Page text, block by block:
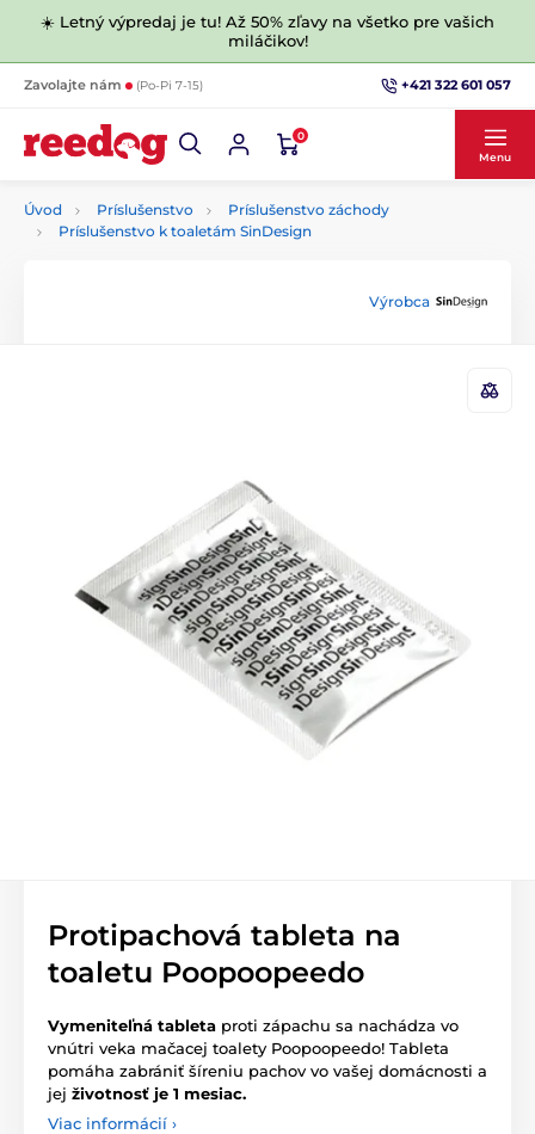
☀️ Letný výpredaj je tu! Až 50% zľavy na všetko pre vašich
miláčikov!
Zavolajte nám (Po-Pi 7-15) +421 322 601 057
0
Menu
Úvod Príslušenstvo
Príslušenstvo záchody
Príslušenstvo k toaletám SinDesign
Výrobca
Protipachová tableta na
toaletu Poopoopeedo
Vymeniteľná tableta proti zápachu sa nachádza vo
vnútri veka mačacej toalety Poopoopeedo! Tableta
pomáha zabrániť šíreniu pachov vo vašej domácnosti a
jej životnosť je 1 mesiac.
Viac informácií ›